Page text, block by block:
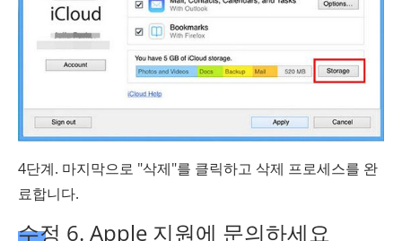
4단계. 마지막으로 "삭제"를 클릭하고 삭제 프로세스를 완
료합니다.
수정 6. Apple 지원에 문의하세요